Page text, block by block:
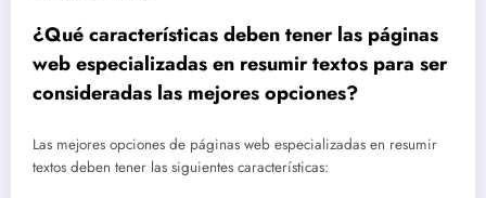
¿Qué características deben tener las páginas
web especializadas en resumir textos para ser
consideradas las mejores opciones?
Las mejores opciones de páginas web especializadas en resumir
textos deben tener las siguientes características: